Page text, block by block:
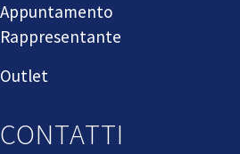
Appuntamento
Rappresentante
Outlet
CONTATTI